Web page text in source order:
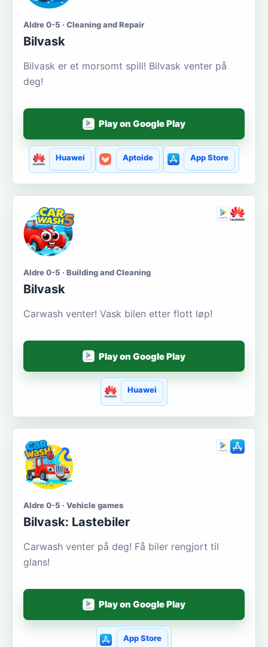
Aldre 0-5 · Cleaning and Repair
Bilvask
Bilvask er et morsomt spill! Bilvask venter på
deg!
Play on Google Play
Huawei Aptoide App Store
Aldre 0-5 · Building and Cleaning
Bilvask
Carwash venter! Vask bilen etter flott løp!
Play on Google Play
Huawei
Aldre 0-5 · Vehicle games
Bilvask: Lastebiler
Carwash venter på deg! Få biler rengjort til
glans!
Play on Google Play
App Store